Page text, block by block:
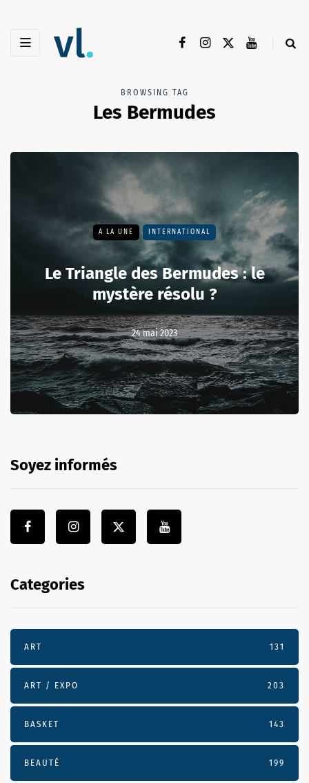
BROWSING TAG
Les Bermudes
A LA UNE INTERNATIONAL
Le Triangle des Bermudes : le
mystère résolu ?
24 mai 2023
Soyez informés
Categories
ART 131
ART / EXPO 203
BASKET 143
BEAUTÉ 199